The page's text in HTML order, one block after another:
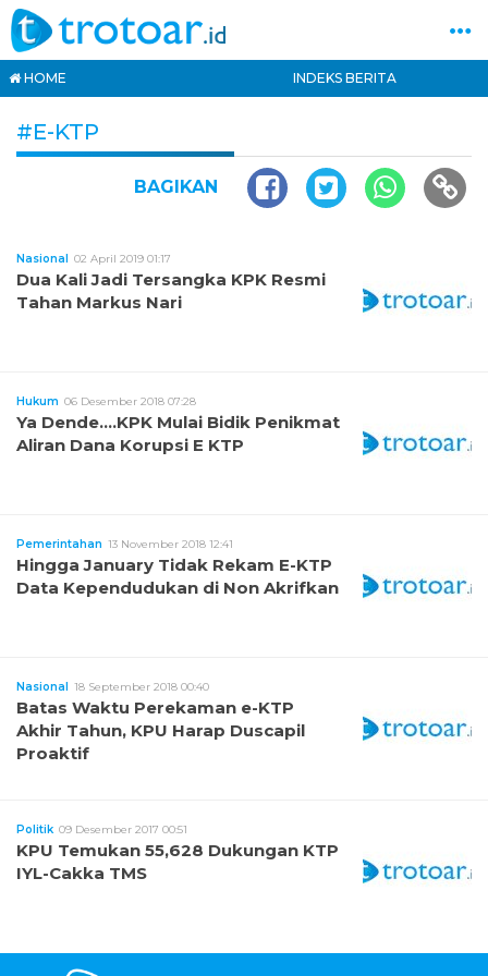
HOME INDEKS BERITA
#E-KTP
BAGIKAN
Nasional 02 April 2019 01:17
Dua Kali Jadi Tersangka KPK Resmi
Tahan Markus Nari
Hukum 06 Desember 2018 07:28
Ya Dende….KPK Mulai Bidik Penikmat
Aliran Dana Korupsi E KTP
Pemerintahan 13 November 2018 12:41
Hingga January Tidak Rekam E-KTP
Data Kependudukan di Non Akrifkan
Nasional 18 September 2018 00:40
Batas Waktu Perekaman e-KTP
Akhir Tahun, KPU Harap Duscapil
Proaktif
Politik 09 Desember 2017 00:51
KPU Temukan 55,628 Dukungan KTP
IYL-Cakka TMS